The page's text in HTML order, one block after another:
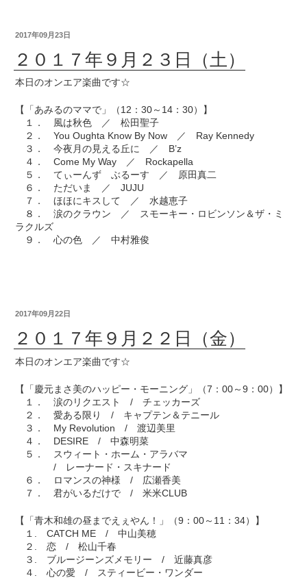
2017年09月23日
２０１７年９月２３日（土）
本日のオンエア楽曲です☆
【「あみるのママで」（12：30～14：30）】
１． 風は秋色 ／ 松田聖子
２． You Oughta Know By Now ／ Ray Kennedy
３． 今夜月の見える丘に ／ B’z
４． Come My Way ／ Rockapella
５． てぃーんず ぶるーす ／ 原田真二
６． ただいま ／ JUJU
７． ほほにキスして ／ 水越恵子
８． 涙のクラウン ／ スモーキー・ロビンソン＆ザ・ミ
ラクルズ
９． 心の色 ／ 中村雅俊
2017年09月22日
２０１７年９月２２日（金）
本日のオンエア楽曲です☆
【「慶元まさ美のハッピー・モーニング」（7：00～9：00）】
１． 涙のリクエスト / チェッカーズ
２． 愛ある限り / キャプテン＆テニール
３． My Revolution / 渡辺美里
４． DESIRE / 中森明菜
５． スウィート・ホーム・アラバマ
/ レーナード・スキナード
６． ロマンスの神様 / 広瀬香美
７． 君がいるだけで / 米米CLUB
【「青木和雄の昼までえぇやん！」（9：00～11：34）】
１. CATCH ME / 中山美穂
２. 恋 / 松山千春
３. ブルージーンズメモリー / 近藤真彦
４. 心の愛 / スティービー・ワンダー